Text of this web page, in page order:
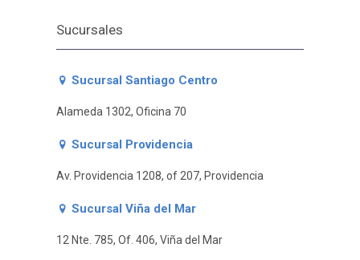
Sucursales
Sucursal Santiago Centro
Alameda 1302, Oficina 70
Sucursal Providencia
Av. Providencia 1208, of 207, Providencia
Sucursal Viña del Mar
12 Nte. 785, Of. 406, Viña del Mar